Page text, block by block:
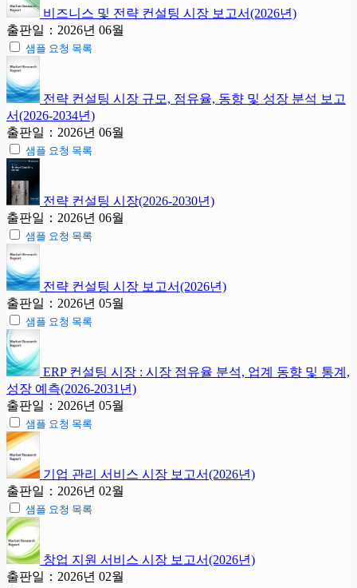
비즈니스 및 전략 컨설팅 시장 보고서(2026년)
출판일：2026년 06월
샘플 요청 목록
전략 컨설팅 시장 규모, 점유율, 동향 및 성장 분석 보고
서(2026-2034년)
출판일：2026년 06월
샘플 요청 목록
전략 컨설팅 시장(2026-2030년)
출판일：2026년 06월
샘플 요청 목록
전략 컨설팅 시장 보고서(2026년)
출판일：2026년 05월
샘플 요청 목록
ERP 컨설팅 시장 : 시장 점유율 분석, 업계 동향 및 통계,
성장 예측(2026-2031년)
출판일：2026년 05월
샘플 요청 목록
기업 관리 서비스 시장 보고서(2026년)
출판일：2026년 02월
샘플 요청 목록
창업 지원 서비스 시장 보고서(2026년)
출판일：2026년 02월